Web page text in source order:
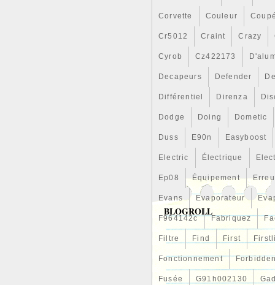
Corvette Couleur Coupé
Cr5012 Craint Crazy
Cyrob Cz422173
Decapeurs Defender
Différentiel Direnza
Dodge Doing Dometic
Duss E90n Easyboost
Electric Électrique
Ep08 Équipement
Evans Evaporateur
F964142c Fabriquez
Filtre Find First
Fonctionnement
Fusée G91h002130
garantie. Le produit ne doit
utiliser l’emballage du
livraison directement sur le
accepter le produit. En
emballage en mauvais état),
fois que nous aurons reçu
conditions précédentes
produit et procédera au
effectué, et le cas échéant,
BLOGROLL